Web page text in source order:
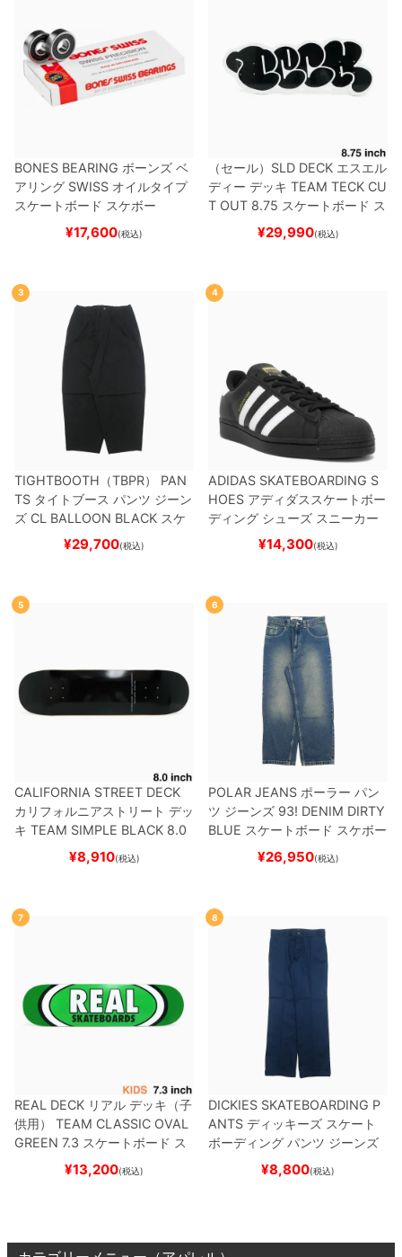
BONES BEARING ボーンズ ベ
アリング SWISS オイルタイプ
スケートボード スケボー
¥17,600(税込)
（セール） SLD DECK エスエル
ディー デッキ TEAM TECK CU
T OUT 8.75 スケートボード ス
¥29,990(税込)
3
TIGHTBOOTH（TBPR） PAN
TS タイトブース パンツ ジーン
ズ CL BALLOON BLACK スケ
ートボード スケボー
¥29,700(税込)
4
ADIDAS SKATEBOARDING S
HOES アディダススケートボー
ディング シューズ スニーカー
スーパースターSUPERSTAR A
BLACK/WHITE/WHITE
ー
¥14,300(税込)
5
CALIFORNIA STREET DECK
カリフォルニアストリート デッ
キ TEAM SIMPLE BLACK 8.0
ブランク（BBS / GENERATO
スケートボード スケボー
¥8,910(税込)
6
POLAR JEANS ポーラー パン
ツ ジーンズ 93! DENIM DIRTY
BLUE スケートボード スケボー
¥26,950(税込)
7
REAL DECK リアル デッキ（子
供用）
TEAM CLASSIC OVAL
GREEN 7.3 スケートボード ス
¥13,200(税込)
8
DICKIES SKATEBOARDING P
ANTS ディッキーズ スケート
ボーディング パンツ ジーンズ
SLIM FIT 30 LENGTH
スケートボード スケボ
¥8,800(税込)